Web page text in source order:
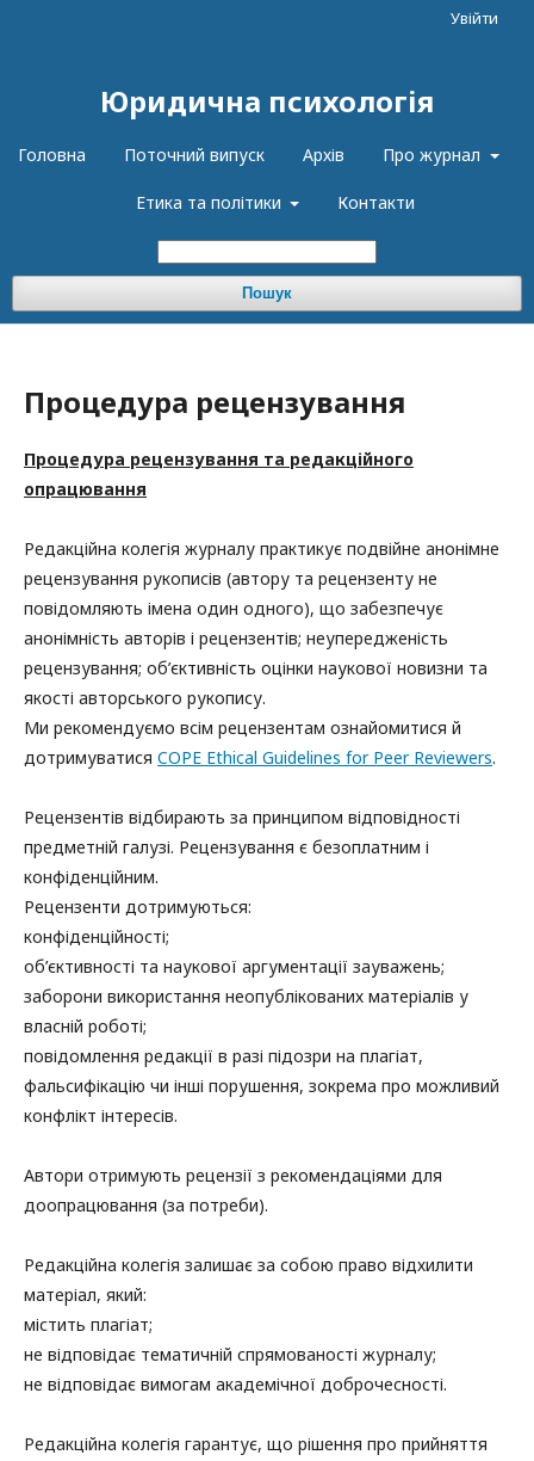
Юридична психологія
Головна Поточний випуск Архів Про журнал
Етика та політики Контакти
Пошук
Увійти
Процедура рецензування
Процедура рецензування та редакційного
опрацювання
Редакційна колегія журналу практикує подвійне анонімне
рецензування рукописів (автору та рецензенту не
повідомляють імена один одного), що забезпечує
анонімність авторів і рецензентів; неупередженість
рецензування; об’єктивність оцінки наукової новизни та
якості авторського рукопису.
Ми рекомендуємо всім рецензентам ознайомитися й
дотримуватися COPE Ethical Guidelines for Peer Reviewers.
Рецензентів відбирають за принципом відповідності
предметній галузі. Рецензування є безоплатним і
конфіденційним.
Рецензенти дотримуються:
конфіденційності;
об’єктивності та наукової аргументації зауважень;
заборони використання неопублікованих матеріалів у
власній роботі;
повідомлення редакції в разі підозри на плагіат,
фальсифікацію чи інші порушення, зокрема про можливий
конфлікт інтересів.
Автори отримують рецензії з рекомендаціями для
доопрацювання (за потреби).
Редакційна колегія залишає за собою право відхилити
матеріал, який:
містить плагіат;
не відповідає тематичній спрямованості журналу;
не відповідає вимогам академічної доброчесності.
Редакційна колегія гарантує, що рішення про прийняття